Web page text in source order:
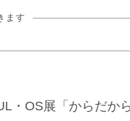
ます
・OS展「からだか